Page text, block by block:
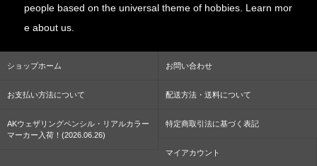
people based on the universal theme of hobbies. Learn mor
e about us.
ショップホーム お問い合わせ
お支払い方法について 配送方法・送料について
AKウェザリングペンシル・リアルカラー
マーカー入荷！(2026.06.26)
特定商取引法に基づく表記
マイアカウント